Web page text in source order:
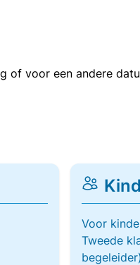
of voor een andere
Voor
Tweede
begeleider)